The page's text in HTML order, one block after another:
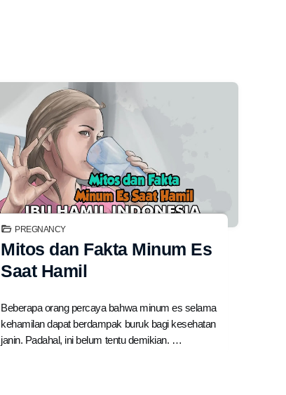
Mitos dan Fakta Minum Es
Saat Hamil
Beberapa orang percaya bahwa minum es selama
kehamilan dapat berdampak buruk bagi kesehatan
janin. Padahal, ini belum tentu demikian. …
PREGNANCY